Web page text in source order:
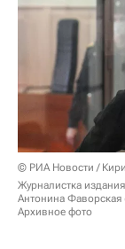
© РИА Новости /
Журналистка
Антонина
Архивное фото